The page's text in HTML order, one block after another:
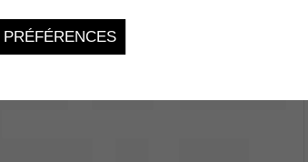
PRÉFÉRENCES